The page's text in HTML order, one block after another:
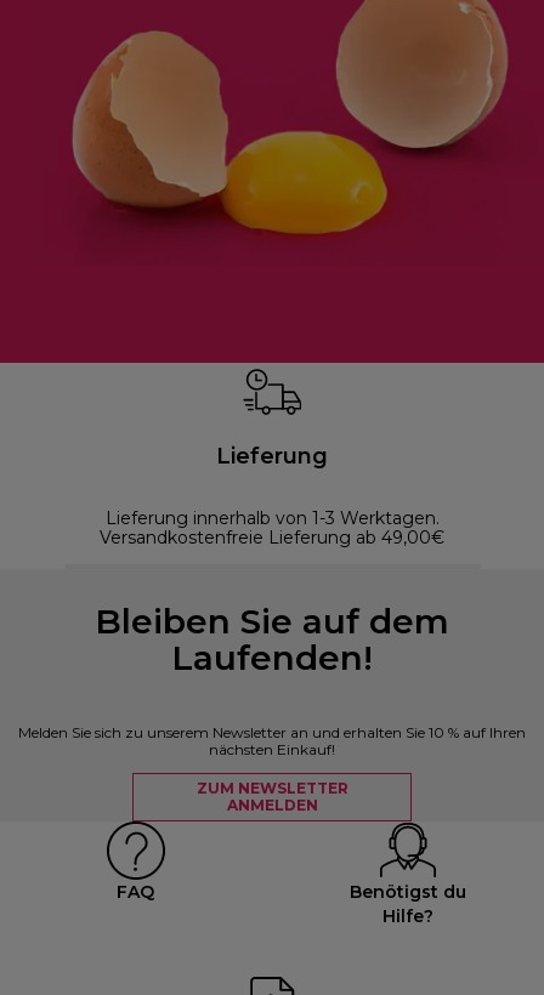
Lieferung
Lieferung innerhalb von 1-3 Werktagen.
Versandkostenfreie Lieferung ab 49,00€
Bleiben Sie auf dem
Laufenden!
Melden Sie sich zu unserem Newsletter an und erhalten Sie 10 % auf Ihren
nächsten Einkauf!
ZUM NEWSLETTER
ANMELDEN
FAQ
Benötigst du
Hilfe?